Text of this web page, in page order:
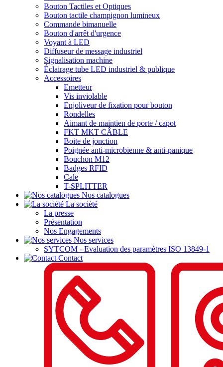
Bouton Tactiles et Optiques
Bouton tactile champignon lumineux
Commande bimanuelle
Bouton d'arrêt d'urgence
Voyant à LED
Diffuseur de message industriel
Signalisation machine
Éclairage tube LED industriel & publique
Accessoires
Emetteur
Vis inviolable
Enjoliveur de fixation pour bouton
Rondelles
Aimant de maintien de porte / capot
FKT MKT CÂBLE
Boite de jonction
Poignée anti-microbienne & anti-panique
Bouchon M12
Badges RFID
Cale
T-SPLITTER
Nos catalogues
La société
La presse
Présentation
Nos Engagements
Nos services
SYTCOM - Evaluation des paramètres ISO 13849-1
Contact